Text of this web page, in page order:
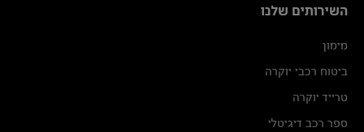
השירותים שלנו
מימון
ביטוח רכבי יוקרה
טרייד יוקרה
ספר רכב דיגיטלי